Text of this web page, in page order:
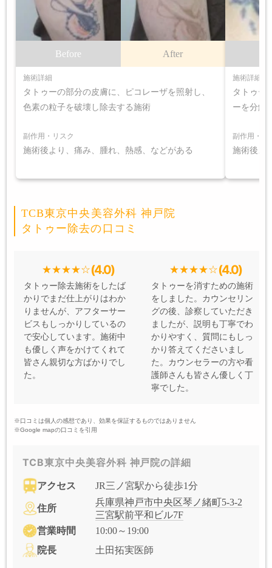
Before After
施術詳細
タトゥーの部分の皮膚に、ピコレーザを照射し、
色素の粒子を破壊し除去する施術
副作用・リスク
施術後より、痛み、腫れ、熱感、などがある
施術詳細
タトゥー
ーを分解
副作用・リ
施術後よ
TCB東京中央美容外科 神戸院
タトゥー除去の口コミ
(4.0)
タトゥー除去施術をしたば
かりでまだ仕上がりはわか
りませんが、アフターサー
ビスもしっかりしているの
で安心しています。施術中
も優しく声をかけてくれて
皆さん親切な方ばかりでし
た。
(4.0)
タトゥーを消すための施術
をしました。カウンセリン
グの後、診察していただき
ましたが、説明も丁寧でわ
かりやすく、質問にもしっ
かり答えてくださいまし
た。カウンセラーの方や看
護師さんも皆さん優しく丁
寧でした。
※口コミは個人の感想であり、効果を保証するものではありません
※Google mapの口コミを引用
TCB東京中央美容外科 神戸院の詳細
アクセス JR三ノ宮駅から徒歩1分
住所
兵庫県神戸市中央区琴ノ緒町5-3-2
三宮駅前平和ビル7F
営業時間
10:00～19:00
院長
土田拓実医師